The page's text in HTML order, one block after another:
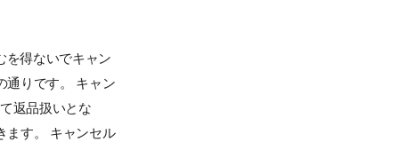
得ないでキャン
通りです。 キャン
返品扱いとな
ます。 キャンセル